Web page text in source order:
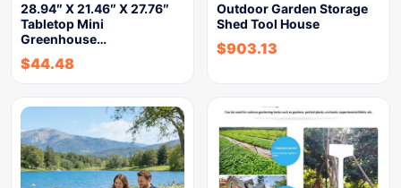
28.94″ X 21.46″ X 27.76″
Tabletop Mini
Greenhouse…
$44.48
Outdoor Garden Storage
Shed Tool House
$903.13